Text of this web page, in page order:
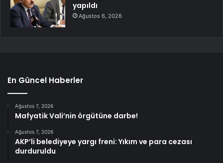
yapıldı
Ağustos 6, 2026
En Güncel Haberler
Ağustos 7, 2026
Mafyatik Vali’nin örgütüne darbe!
Ağustos 7, 2026
AKP’li belediyeye yargı freni: Yıkım ve para cezası
durduruldu